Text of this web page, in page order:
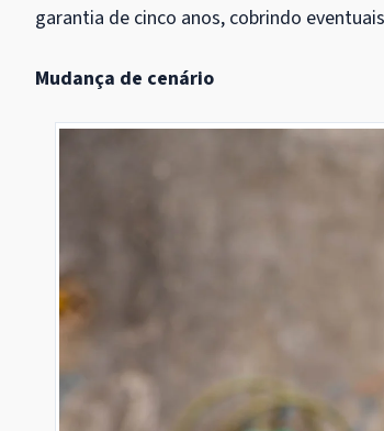
garantia de cinco anos, cobrindo
Mudança de cenário